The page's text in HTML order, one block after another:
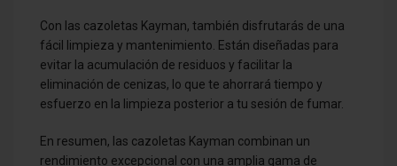
Con las cazoletas Kayman, también disfrutarás de una
fácil limpieza y mantenimiento. Están diseñadas para
evitar la acumulación de residuos y facilitar la
eliminación de cenizas, lo que te ahorrará tiempo y
esfuerzo en la limpieza posterior a tu sesión de fumar.
En resumen, las cazoletas Kayman combinan un
rendimiento excepcional con una amplia gama de